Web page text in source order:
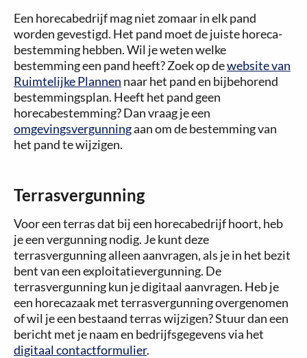
Een horecabedrijf mag niet zomaar in elk pand
worden gevestigd. Het pand moet de juiste horeca-
bestemming hebben. Wil je weten welke
bestemming een pand heeft? Zoek op dewebsite van
Ruimtelijke Plannen naar het pand en bijbehorend
bestemmingsplan. Heeft het pand geen
horecabestemming? Dan vraag je een
omgevingsvergunningaan om de bestemming van
het pand te wijzigen.
Terrasvergunning
Voor een terras dat bij een horecabedrijf hoort, heb
je een vergunning nodig. Je kunt deze
terrasvergunning alleen aanvragen, als je in het bezit
bent van een exploitatievergunning. De
terrasvergunning kun je digitaal aanvragen. Heb je
een horecazaak met terrasvergunning overgenomen
of wil je een bestaand terras wijzigen? Stuur dan een
bericht met je naam en bedrijfsgegevens via het
digitaal contactformulier.